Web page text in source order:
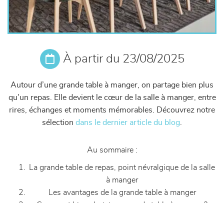
À partir du 23/08/2025
Autour d’une grande table à manger, on partage bien plus
qu’un repas. Elle devient le cœur de la salle à manger, entre
rires, échanges et moments mémorables. Découvrez notre
sélection dans le dernier article du blog
Au sommaire :
La grande table de repas, point névralgique de la salle
à manger
Les avantages de la grande table à manger